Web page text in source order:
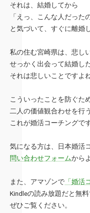
それは、結婚してから
「えっ、こんな人だった
と気づいて、すぐに離婚
私の住む宮崎県は、悲し
せっかく出会って結婚し
それは悲しいことですよね
こういったことを防ぐた
二人の価値観合わせを行う
これが婚活コーチングです
気になる方は、日本婚活
問い合わせフォームから
また、アマゾンで 「婚活
Kindleの読み放題だと無
ぜひご覧ください。